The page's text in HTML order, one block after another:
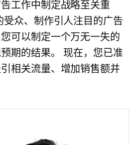
工作中制定战略至关重
受众、制作引人注目的广告
可以制定一个万无一失的
期的结果。 现在，您已准
相关流量、增加销售额并